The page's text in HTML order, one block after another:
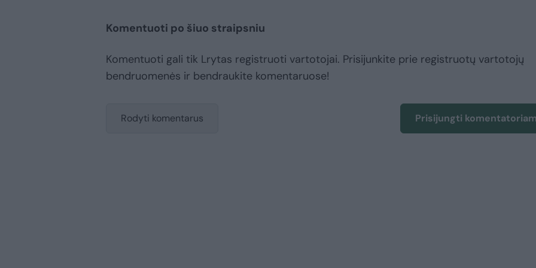
Komentuoti po šiuo straipsniu
Komentuoti gali tik Lrytas registruoti vartotojai. Prisijunkite prie registruotų vartotojų
bendruomenės ir bendraukite komentaruose!
Rodyti komentarus Prisijungti